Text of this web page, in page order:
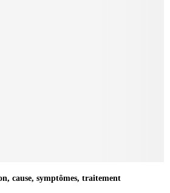
cause, symptômes, traitement